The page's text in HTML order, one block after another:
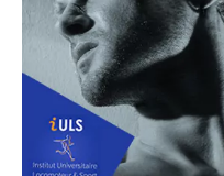
humeral
extraction
efforts? »